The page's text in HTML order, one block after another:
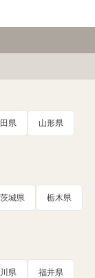
県 山形県
茨城県 栃木県
県 福井県